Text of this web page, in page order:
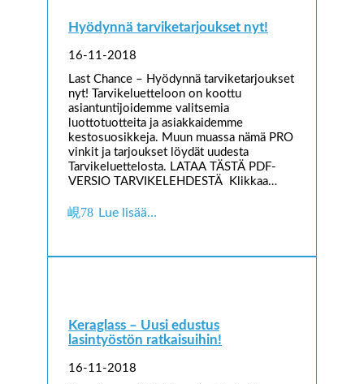
Hyödynnä tarviketarjoukset nyt!
16-11-2018
Last Chance – Hyödynnä tarviketarjoukset
nyt! Tarvikeluetteloon on koottu
asiantuntijoidemme valitsemia
luottotuotteita ja asiakkaidemme
kestosuosikkeja. Muun muassa nämä PRO
vinkit ja tarjoukset löydät uudesta
Tarvikeluettelosta. LATAA TÄSTÄ PDF-
VERSIO TARVIKELEHDESTÄ Klikkaa…
Lue lisää…
Keraglass – Uusi edustus
lasintyöstön ratkaisuihin!
16-11-2018